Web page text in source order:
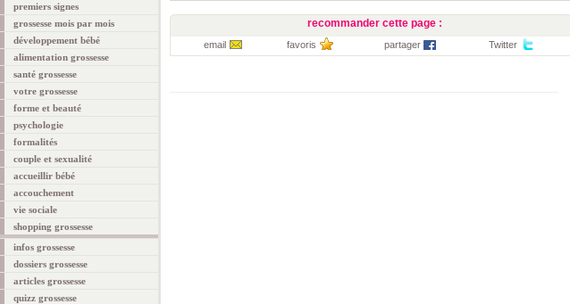
premiers signes
grossesse mois par mois
développement bébé
alimentation grossesse
santé grossesse
votre grossesse
forme et beauté
psychologie
formalités
couple et sexualité
accueillir bébé
accouchement
vie sociale
shopping grossesse
infos grossesse
dossiers grossesse
articles grossesse
quizz grossesse
recommander cette page :
email favoris partager Twitter